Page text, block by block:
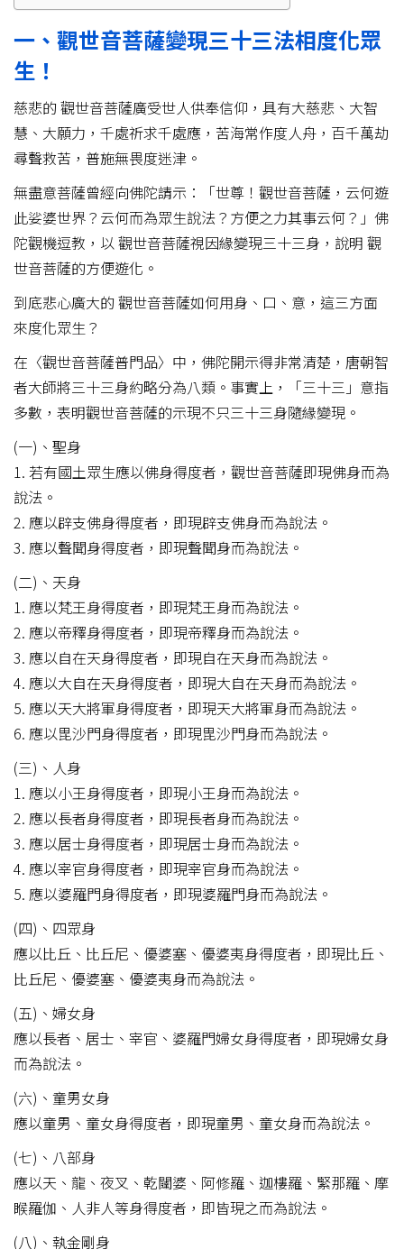
一、觀世音菩薩變現三十三法相度化眾
生！
慈悲的 觀世音菩薩廣受世人供奉信仰，具有大慈悲、大智
慧、大願力，千處祈求千處應，苦海常作度人舟，百千萬劫
尋聲救苦，普施無畏度迷津。
無盡意菩薩曾經向佛陀請示：「世尊！觀世音菩薩，云何遊
此娑婆世界？云何而為眾生說法？方便之力其事云何？」佛
陀觀機逗教，以 觀世音菩薩視因緣變現三十三身，說明 觀
世音菩薩的方便遊化。
到底悲心廣大的 觀世音菩薩如何用身、口、意，這三方面
來度化眾生？
在〈觀世音菩薩普門品〉中，佛陀開示得非常清楚，唐朝智
者大師將三十三身約略分為八類。事實上，「三十三」意指
多數，表明觀世音菩薩的示現不只三十三身隨緣變現。
(一)、聖身
1. 若有國土眾生應以佛身得度者，觀世音菩薩即現佛身而為
說法。
2. 應以辟支佛身得度者，即現辟支佛身而為說法。
3. 應以聲聞身得度者，即現聲聞身而為說法。
(二)、天身
1. 應以梵王身得度者，即現梵王身而為說法。
2. 應以帝釋身得度者，即現帝釋身而為說法。
3. 應以自在天身得度者，即現自在天身而為說法。
4. 應以大自在天身得度者，即現大自在天身而為說法。
5. 應以天大將軍身得度者，即現天大將軍身而為說法。
6. 應以毘沙門身得度者，即現毘沙門身而為說法。
(三)、人身
1. 應以小王身得度者，即現小王身而為說法。
2. 應以長者身得度者，即現長者身而為說法。
3. 應以居士身得度者，即現居士身而為說法。
4. 應以宰官身得度者，即現宰官身而為說法。
5. 應以婆羅門身得度者，即現婆羅門身而為說法。
(四)、四眾身
應以比丘、比丘尼、優婆塞、優婆夷身得度者，即現比丘、
比丘尼、優婆塞、優婆夷身而為說法。
(五)、婦女身
應以長者、居士、宰官、婆羅門婦女身得度者，即現婦女身
而為說法。
(六)、童男女身
應以童男、童女身得度者，即現童男、童女身而為說法。
(七)、八部身
應以天、龍、夜叉、乾闥婆、阿修羅、迦樓羅、緊那羅、摩
睺羅伽、人非人等身得度者，即皆現之而為說法。
(八)、執金剛身